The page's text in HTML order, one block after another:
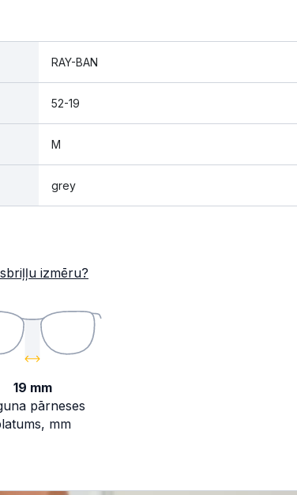
RAY-BAN
52-19
M
grey
izmēru?
19 mm
pārneses
mm